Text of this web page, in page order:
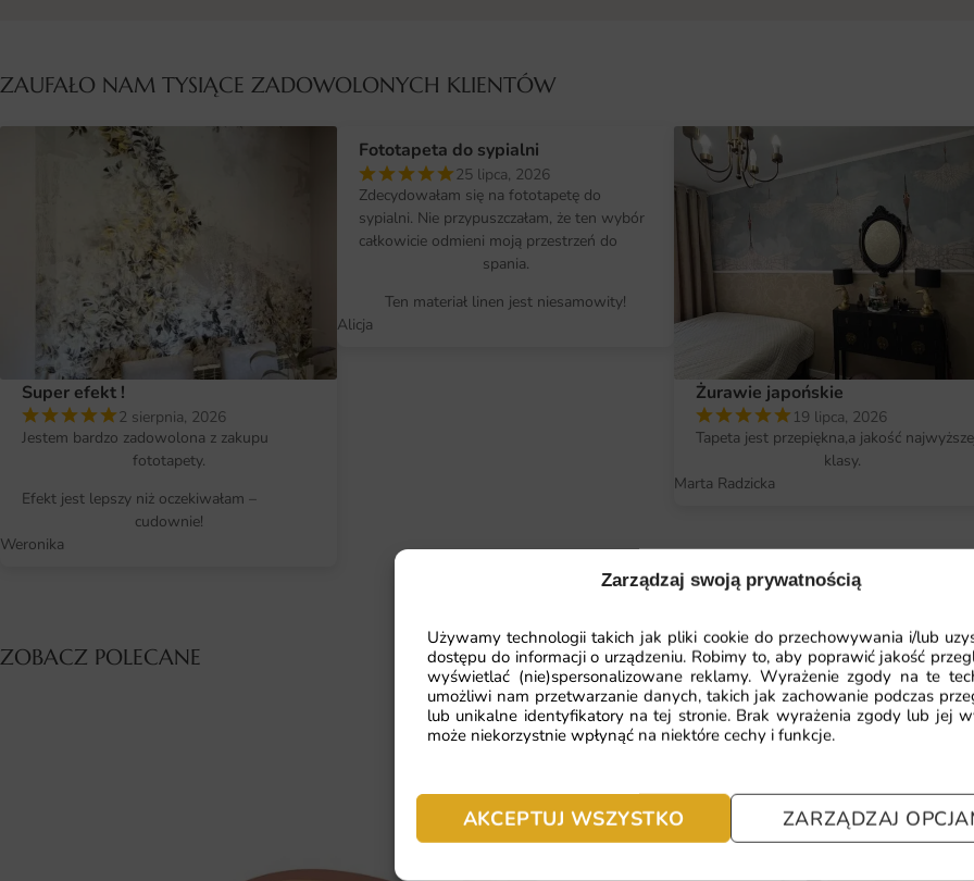
Zarządzaj swoją prywatnością
Używamy technologii takich jak pliki cookie do przechowywania i/lub
dostępu do informacji o urządzeniu. Robimy to, aby poprawić jakość
wyświetlać (nie)spersonalizowane reklamy. Wyrażenie zgody na te
umożliwi nam przetwarzanie danych, takich jak zachowanie podczas
lub unikalne identyfikatory na tej stronie. Brak wyrażenia zgody lub jej
może niekorzystnie wpłynąć na niektóre cechy i funkcje.
AKCEPTUJ WSZYSTKO ZARZĄDZAJ
które zapewniają nie tylko
druku, dzięki której kolory są
odporne na blaknięcie, co
wyglądem.
Wymiary na miarę i łatwy montaż
Nasza fototapeta "Obraz
pozwala na idealne dopasowanie
fototapetę w wymiarach
idealne wykończenie.
odpowiedni klej oraz chwila
chwil.
Dlaczego warto wybrać tę
Łatwy montaż, który nie wymaga
ZAUFAŁO NAM TYSIĄCE ZADOWOLONYCH KLIENTÓW
Super efekt !
2 sierpnia, 2026
Jestem bardzo zadowolona z zakupu
fototapety.
Efekt jest lepszy niż oczekiwałam –
cudownie!
Weronika
Fototapeta do sypialni
25 lipca, 2026
Zdecydowałam się na fototapetę do
sypialni. Nie przypuszczałam, że ten wybór
całkowicie odmieni moją przestrzeń do
spania.
Ten materiał linen jest niesamowity!
Alicja
Żurawie japońskie
19 lipca, 2026
Tapeta jest przepiękna,a jakość
klasy.
Marta Radzicka
ZOBACZ POLECANE